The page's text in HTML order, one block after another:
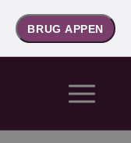
BRUG APPEN